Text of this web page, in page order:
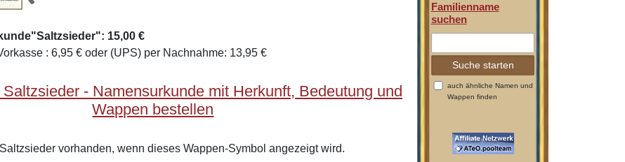
15,00 €
: 6,95 € oder (UPS) per Nachnahme: 13,95 €
- Namensurkunde mit Herkunft, Bedeutung und
Wappen bestellen
vorhanden, wenn dieses Wappen-Symbol angezeigt wird.
Familienname
suchen
auch ähnliche Namen und
Wappen finden